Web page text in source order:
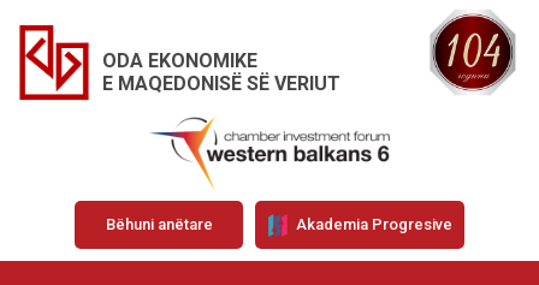
ODA EKONOMIKE
E MAQEDONISË SË VERIUT
Bëhuni anëtare Akademia Progresive